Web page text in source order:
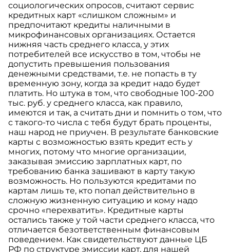
социологических опросов, считают сервис
кредитных карт «слишком сложным» и
предпочитают кредиты наличными в
микрофинансовых организациях. Остается
нижняя часть среднего класса, у этих
потребителей все искусство в том, чтобы не
допустить превышения пользования
денежными средствами, т.е. не попасть в ту
временную зону, когда за кредит надо будет
платить. Но штука в том, что свободные 100-200
тыс. руб. у среднего класса, как правило,
имеются и так, а считать дни и помнить о том, что
с такого-то числа с тебя будут брать проценты,
наш народ не приучен. В результате банковские
карты с возможностью взять кредит есть у
многих, потому что многие организации,
заказывая эмиссию зарплатных карт, по
требованию банка зашивают в карту такую
возможность. Но пользуются кредитами по
картам лишь те, кто попал действительно в
сложную жизненную ситуацию и кому надо
срочно «перехватить». Кредитные карты
остались также у той части среднего класса, что
отличается безответственным финансовым
поведением. Как свидетельствуют данные ЦБ
РФ по структуре эмиссии карт, для нашей